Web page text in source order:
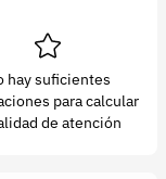
hay suficientes
para calcular
de atención